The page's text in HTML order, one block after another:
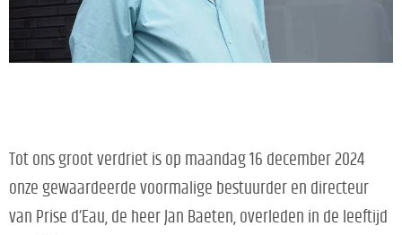
Tot ons groot verdriet is op maandag 16 december 2024
onze gewaardeerde voormalige bestuurder en directeur
van Prise d’Eau, de heer Jan Baeten, overleden in de leeftijd